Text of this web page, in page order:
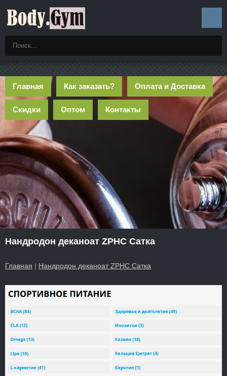
Главная Как заказать? Оплата и Доставка
Скидки Оптом Контакты
Нандродон деканоат ZPHC Сатка
Главная | Нандродон деканоат ZPHC Сатка